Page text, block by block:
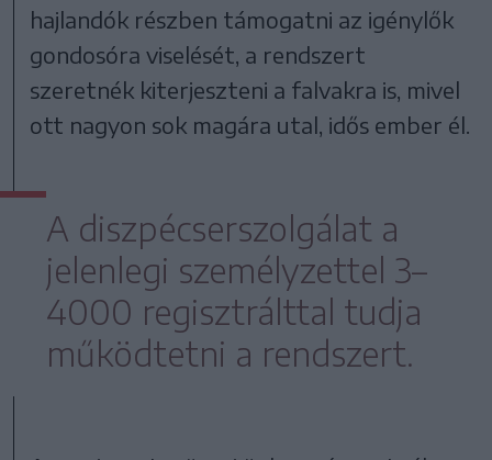
hajlandók részben támogatni az igénylők
gondosóra viselését, a rendszert
szeretnék kiterjeszteni a falvakra is, mivel
ott nagyon sok magára utal, idős ember él.
A diszpécserszolgálat a
jelenlegi személyzettel 3–
4000 regisztrálttal tudja
működtetni a rendszert.